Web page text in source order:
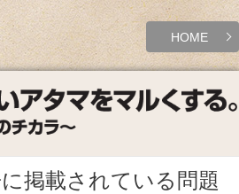
HOME
掲載されている問題